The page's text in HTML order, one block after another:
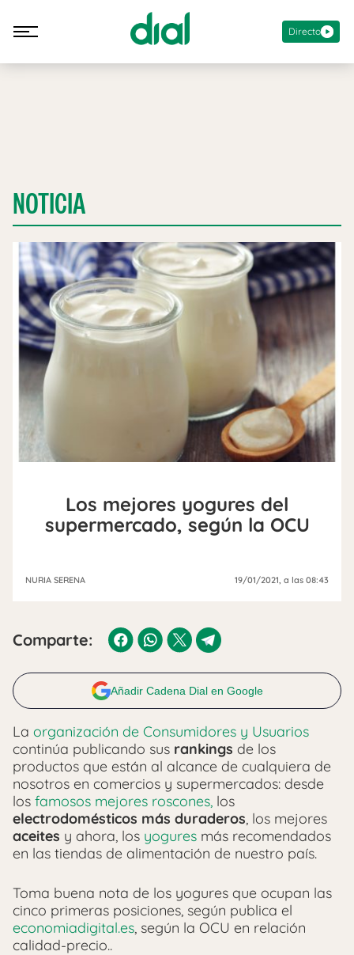
Directo
NOTICIA
Los mejores yogures del
supermercado, según la OCU
NURIA SERENA 19/01/2021 , a las 08:43
Comparte:
Añadir Cadena Dial en Google
La organización de Consumidores y Usuarios
continúa publicando sus rankings de los
productos que están al alcance de cualquiera de
nosotros en comercios y supermercados: desde
los famosos mejores roscones, los
electrodomésticos más duraderos, los mejores
aceites y ahora, los yogures más recomendados
en las tiendas de alimentación de nuestro país.
Toma buena nota de los yogures que ocupan las
cinco primeras posiciones, según publica el
economiadigital.es, según la OCU en relación
calidad-precio..